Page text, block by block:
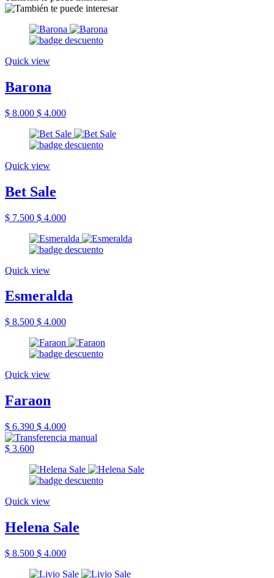
Quick view
Barona
$ 8.000 $ 4.000
Quick view
Bet Sale
$ 7.500 $ 4.000
Quick view
Esmeralda
$ 8.500 $ 4.000
Quick view
Faraon
$ 6.390 $ 4.000
$ 3.600
Quick view
Helena Sale
$ 8.500 $ 4.000